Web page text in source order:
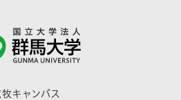
牧キャンパス